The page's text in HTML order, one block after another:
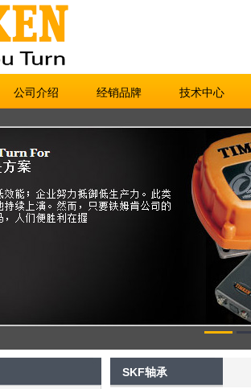
公司介绍 经销品牌 技术中心
SKF轴承